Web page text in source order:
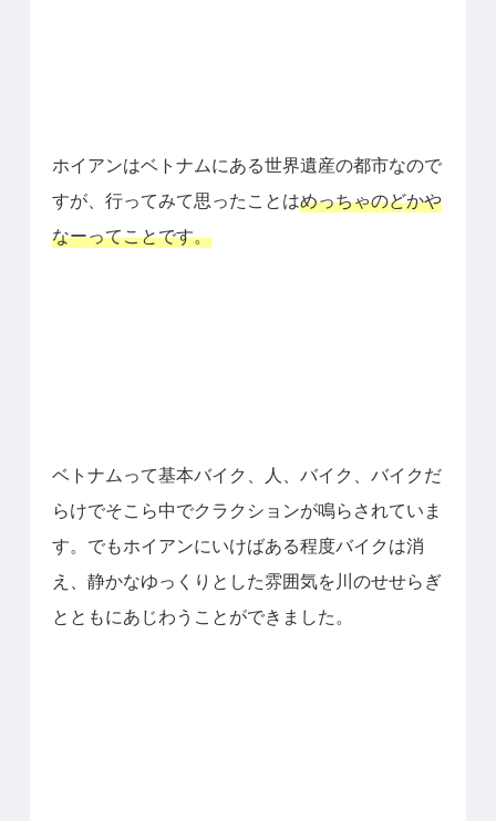
ホイアンはベトナムにある世界遺産の都市なので
すが、 行ってみて思ったことはめっちゃのどかや
なーってことです。
ベトナムって基本バイク、人、バイク、バイクだ
らけでそこら中でクラクションが鳴らされていま
す。 でもホイアンにいけばある程度バイクは消
え、 静かなゆっくりとした雰囲気を川のせせらぎ
とともにあじわうことができました。